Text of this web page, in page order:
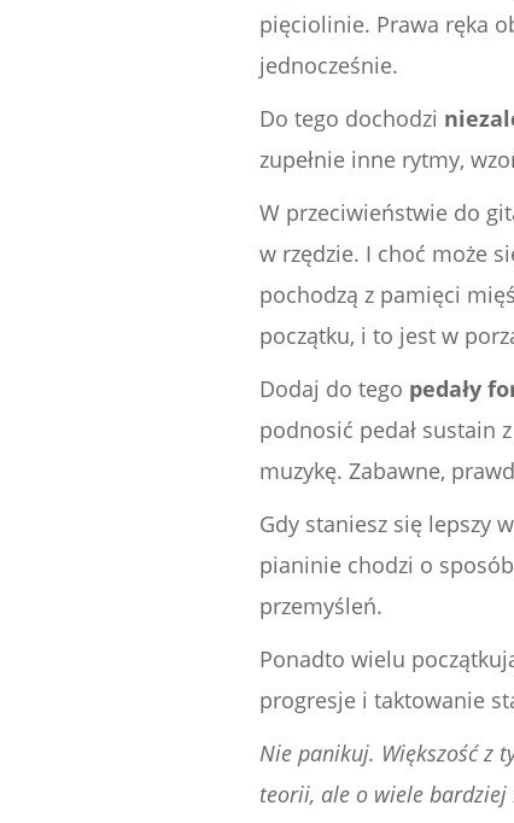
pięciolinie. Prawa ręka
jednocześnie.
Do tego dochodzi
zupełnie inne rytmy,
W przeciwieństwie do
w rzędzie. I choć może
pochodzą z pamięci
początku, i to jest w
Dodaj do tego pedały
podnosić pedał sustain
muzykę. Zabawne,
Gdy staniesz się lepszy
pianinie chodzi o
przemyśleń.
Ponadto wielu
progresje i taktowanie
Nie panikuj. Większość z
teorii, ale o wiele